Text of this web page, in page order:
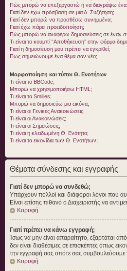
Πώς μπορώ να επεξεργαστώ ή να διαγράψω ένα
Γιατί δεν έχω πρόσβαση σε μια Δ. Συζήτηση;
Γιατί δεν μπορώ να προσθέσω συνημμένα;
Γιατί έχω πάρει προειδοποίηση;
Πώς μπορώ να αναφέρω δημοσιεύσεις σε έναν
Τι είναι το κουμπί “Αποθήκευση” στην φόρμα
Γιατί η δημοσίευση μου πρέπει να εγκριθεί;
Πως σημειώνουμε ένα θέμα σαν νέο;
Μορφοποίηση και τύποι Θ. Ενοτήτων
Τι είναι το BBCode;
Μπορώ να χρησιμοποιήσω HTML;
Τι είναι τα Smilies;
Μπορώ να δημοσιεύω μια εικόνα;
Τι είναι οι Γενικές Ανακοινώσεις;
Τι είναι οι Ανακοινώσεις;
Τι είναι οι Σημειώσεις;
Τι είναι η κλειδωμένη Θ. Ενότητα;
Τι είναι τα εικονίδια των Θ. Ενοτήτων;
Θέματα σύνδεσης και εγγραφής
Γιατί δεν μπορώ να συνδεθώ;
Υπάρχουν πολλοί και διάφοροι λόγοι που
Είναι επίσης πιθανό ο Διαχειριστής να
Κορυφή
Γιατί πρέπει να κάνω εγγραφή;
Ίσως να μην είναι απαραίτητο, εξαρτάται
δεν είναι διαθέσιμες σε επισκέπτες όπως
την εγγραφή σας οπότε σας συμβουλεύουμε
Κορυφή